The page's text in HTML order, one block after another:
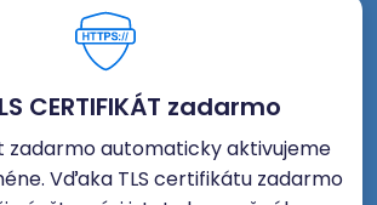
CERTIFIKÁT zadarmo
zadarmo automaticky aktivujeme
Vďaka TLS certifikátu zadarmo